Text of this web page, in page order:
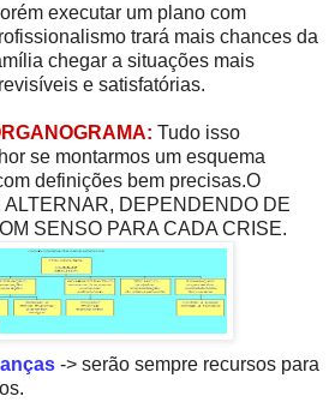
executar um plano com
trará mais chances da
chegar a situações mais
e satisfatórias.
Tudo isso
se montarmos um esquema
definições bem precisas.O
DEPENDENDO DE
SENSO PARA CADA CRISE.
-> serão sempre recursos para